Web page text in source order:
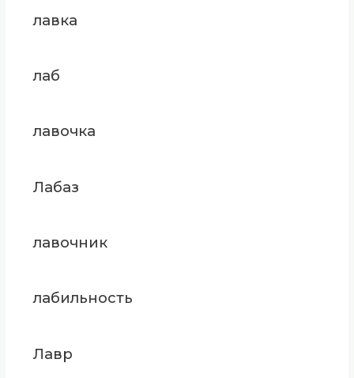
лавка
лаб
лавочка
Лабаз
лавочник
лабильность
Лавр